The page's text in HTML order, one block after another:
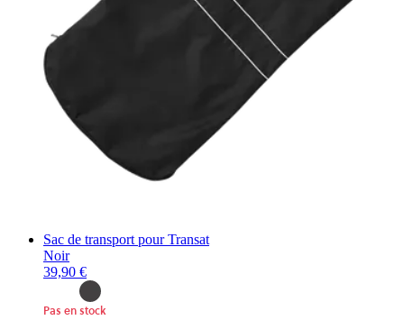
Sac de transport pour Transat
Noir
39,90 €
Pas en stock